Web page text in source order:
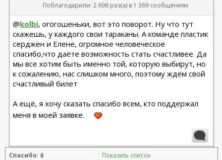
Поблагодарили: 2 696 раз(а) в 1 369 сообщениях
@kolbi, огогошеньки, вот это поворот. Ну что тут
скажешь, у каждого свои тараканы. А команде пластик
серджен и Елене, огромное человеческое
спасибо,что даёте возможность стать счастливее. Да
мы все хотим быть именно той, которую выбирут, но
к сожалению, нас слишком много, поэтому ждём свой
счастливый билет
А ещё, я хочу сказать спасибо всем, кто поддержал
меня в моей заявке.
Спасибо: 6 Показать список